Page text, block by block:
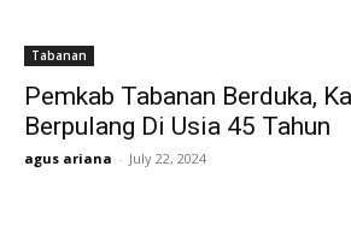
Tabanan
Pemkab Tabanan Berduka,
Berpulang Di Usia 45 Tahun
agus ariana - July 22, 2024